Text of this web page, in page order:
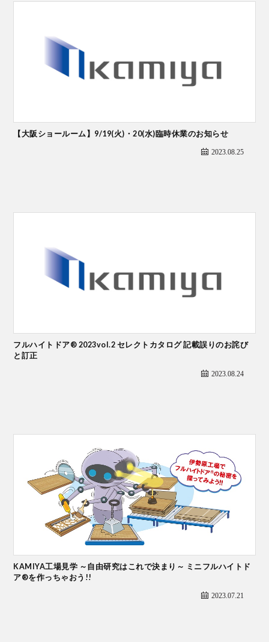
【大阪ショールーム】9/19(火)・20(水)臨時休業のお知らせ
2023.08.25
フルハイトドア® 2023vol.2 セレクトカタログ 記載誤りのお詫び
と訂正
2023.08.24
KAMIYA工場見学 ～自由研究はこれで決まり～ ミニフルハイトド
ア®を作っちゃおう!!
2023.07.21